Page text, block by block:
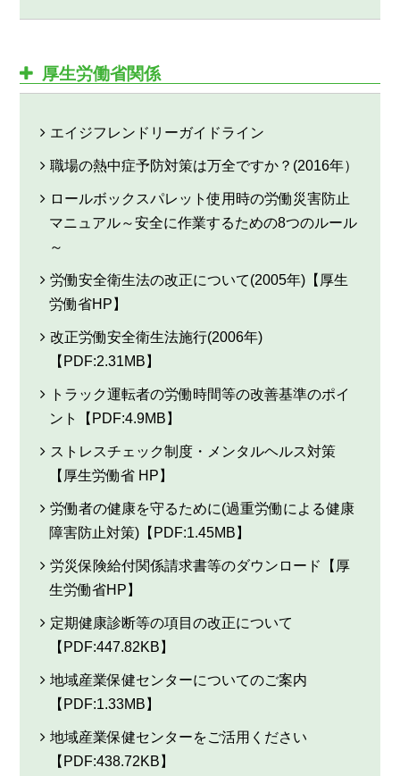
厚生労働省関係
エイジフレンドリーガイドライン
職場の熱中症予防対策は万全ですか？(2016年）
ロールボックスパレット使用時の労働災害防止
マニュアル～安全に作業するための8つのルール
～
労働安全衛生法の改正について(2005年)【厚生
労働省HP】
改正労働安全衛生法施行(2006年)
【PDF:2.31MB】
トラック運転者の労働時間等の改善基準のポイ
ント【PDF:4.9MB】
ストレスチェック制度・メンタルヘルス対策
【厚生労働省 HP】
労働者の健康を守るために(過重労働による健康
障害防止対策)【PDF:1.45MB】
労災保険給付関係請求書等のダウンロード【厚
生労働省HP】
定期健康診断等の項目の改正について
【PDF:447.82KB】
地域産業保健センターについてのご案内
【PDF:1.33MB】
地域産業保健センターをご活用ください
【PDF:438.72KB】